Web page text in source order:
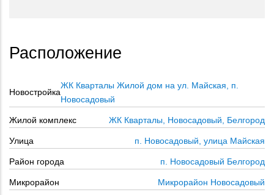
Расположение
Новостройка
ЖК Кварталы Жилой дом на ул. Майская, п.
Новосадовый
Жилой комплекс ЖК Кварталы, Новосадовый, Белгород
Улица п. Новосадовый, улица Майская
Район города п. Новосадовый Белгород
Микрорайон Микрорайон Новосадовый